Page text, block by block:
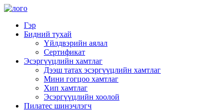
Гэр
Бидний тухай
Үйлдвэрийн аялал
Сертификат
Эсэргүүцлийн хамтлаг
Дээш татах эсэргүүцлийн хамтлаг
Мини гогцоо хамтлаг
Хип хамтлаг
Эсэргүүцлийн хоолой
Пилатес шинэчлэгч